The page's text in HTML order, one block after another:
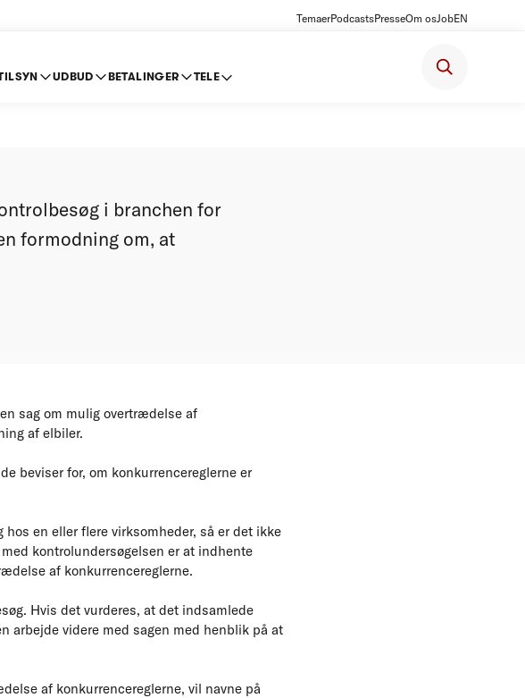
TemaerPodcastsPresseOm osJobEN
UDBUD BETALINGER TELE
i branchen for
formodning om, at
sag om mulig overtrædelse af
af elbiler.
beviser for, om konkurrencereglerne er
en eller flere virksomheder, så er det ikke
kontrolundersøgelsen er at indhente
af konkurrencereglerne.
Hvis det vurderes, at det indsamlede
arbejde videre med sagen med henblik på at
af konkurrencereglerne, vil navne på